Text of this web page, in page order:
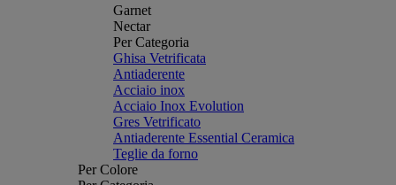
Garnet
Nectar
Per Categoria
Ghisa Vetrificata
Antiaderente
Acciaio inox
Acciaio Inox Evolution
Gres Vetrificato
Antiaderente Essential Ceramica
Teglie da forno
Per Colore